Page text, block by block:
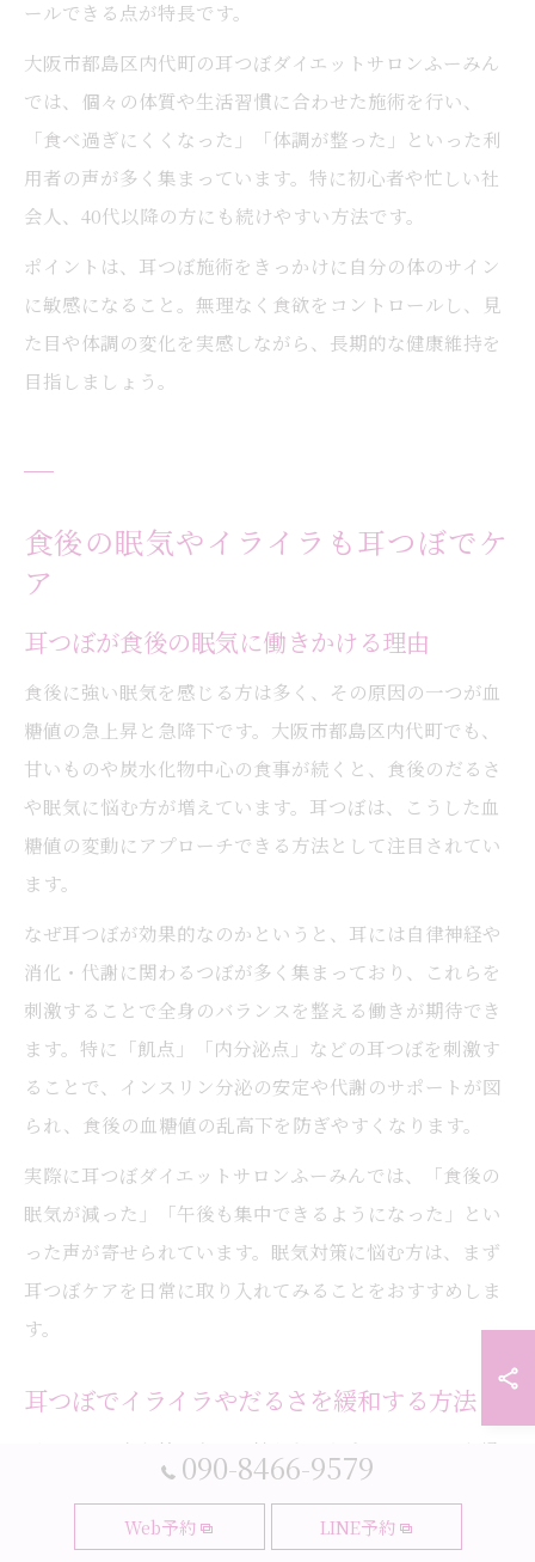
ールできる点が特長です。
大阪市都島区内代町の耳つぼダイエットサロンふーみん
では、個々の体質や生活習慣に合わせた施術を行い、
「食べ過ぎにくくなった」「体調が整った」といった利
用者の声が多く集まっています。特に初心者や忙しい社
会人、40代以降の方にも続けやすい方法です。
ポイントは、耳つぼ施術をきっかけに自分の体のサイン
に敏感になること。無理なく食欲をコントロールし、見
た目や体調の変化を実感しながら、長期的な健康維持を
目指しましょう。
食後の眠気やイライラも耳つぼでケ
ア
耳つぼが食後の眠気に働きかける理由
食後に強い眠気を感じる方は多く、その原因の一つが血
糖値の急上昇と急降下です。大阪市都島区内代町でも、
甘いものや炭水化物中心の食事が続くと、食後のだるさ
や眠気に悩む方が増えています。耳つぼは、こうした血
糖値の変動にアプローチできる方法として注目されてい
ます。
なぜ耳つぼが効果的なのかというと、耳には自律神経や
消化・代謝に関わるつぼが多く集まっており、これらを
刺激することで全身のバランスを整える働きが期待でき
ます。特に「飢点」「内分泌点」などの耳つぼを刺激す
ることで、インスリン分泌の安定や代謝のサポートが図
られ、食後の血糖値の乱高下を防ぎやすくなります。
実際に耳つぼダイエットサロンふーみんでは、「食後の
眠気が減った」「午後も集中できるようになった」とい
った声が寄せられています。眠気対策に悩む方は、まず
耳つぼケアを日常に取り入れてみることをおすすめしま
す。
耳つぼでイライラやだるさを緩和する方法
ダイエット中や甘いものを控えたいとき、イライラや慢
性的なだるさを感じやすくなることがあります。これは
血糖値の変動やホルモンバランスの乱れが影響してお
090-8466-9579
Web予約 LINE予約